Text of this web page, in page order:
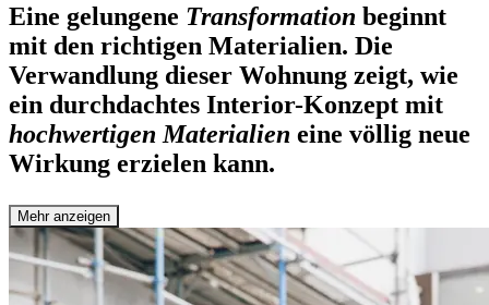
Eine gelungene Transformation beginnt
mit den richtigen Materialien. Die
Verwandlung dieser Wohnung zeigt, wie
ein durchdachtes Interior-Konzept mit
hochwertigen Materialien eine völlig neue
Wirkung erzielen kann.
Mehr anzeigen